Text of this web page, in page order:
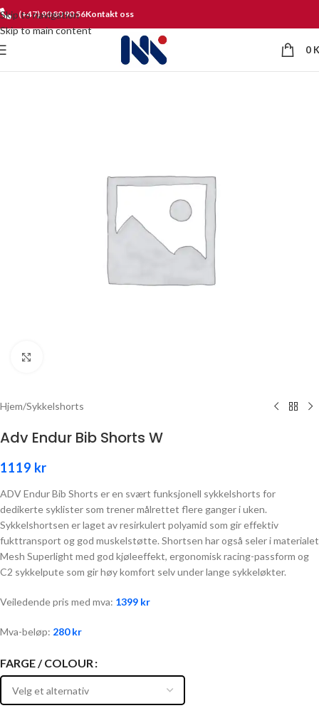
Skip to navigation
Skip to main content
(+47) 90 80 90 56Kontakt oss
0
Hjem/Sykkelshorts
Adv Endur Bib Shorts W
1119 kr
ADV Endur Bib Shorts er en svært funksjonell sykkelshorts for
dedikerte syklister som trener målrettet flere ganger i uken.
Sykkelshortsen er laget av resirkulert polyamid som gir effektiv
fukttransport og god muskelstøtte. Shortsen har også seler i materialet
Mesh Superlight med god kjøleeffekt, ergonomisk racing-passform og
C2 sykkelpute som gir høy komfort selv under lange sykkeløkter.
Veiledende pris med mva: 1399 kr
Mva-beløp: 280kr
FARGE / COLOUR